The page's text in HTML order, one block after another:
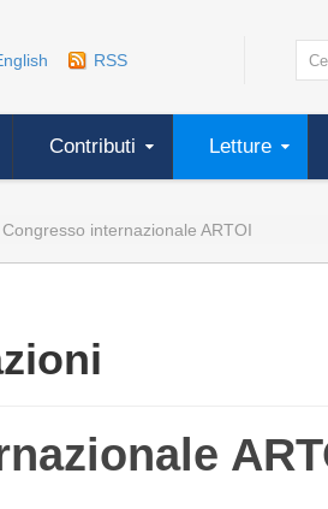
RSS
Contributi Letture
internazionale ARTOI